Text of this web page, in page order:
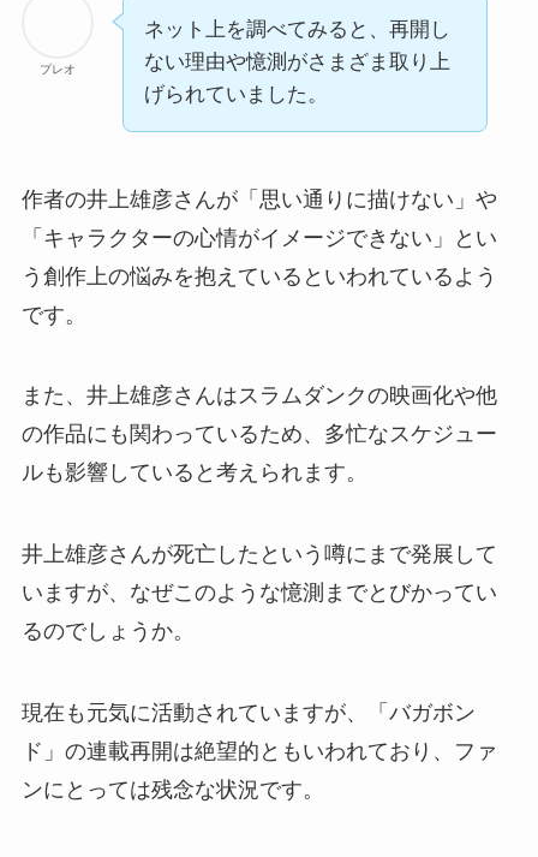
プレオ
ネット上を調べてみると、再開し
ない理由や憶測がさまざま取り上
げられていました。
作者の井上雄彦さんが「思い通りに描けない」や
「キャラクターの心情がイメージできない」とい
う創作上の悩みを抱えている といわれているよう
です。
また、井上雄彦さんはスラムダンクの映画化や他
の作品にも関わっているため、 多忙なスケジュー
ルも影響している と考えられます。
井上雄彦さんが死亡したという噂にまで発展して
いますが、なぜこのような憶測までとびかってい
るのでしょうか。
現在も元気に活動されていますが、「バガボン
ド」の連載再開は絶望的ともいわれており、ファ
ンにとっては残念な状況です。